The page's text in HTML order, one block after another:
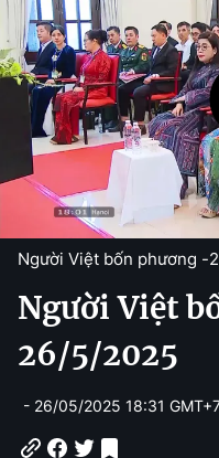
Người Việt bốn phương -
Người Việt
26/5/2025
- 26/05/2025 18:31